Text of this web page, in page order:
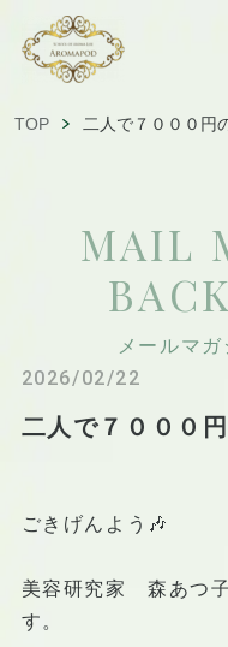
TOP 二人で７０００円
MAIL
メールマ
2026/02/22
二人で７０００
ごきげんよう🎶
美容研究家 森あつ
す。